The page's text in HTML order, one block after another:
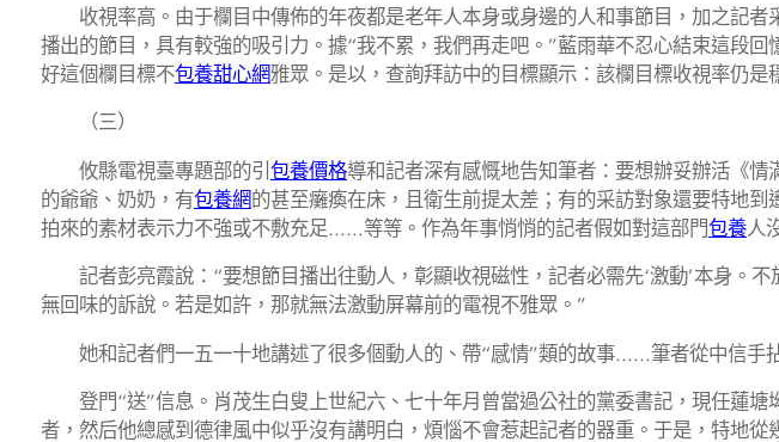
收視率高。由于欄目中傳佈的年夜都是老年人本身或身邊的人和事節目，加之記者
播出的節目，具有較強的吸引力。據“我不累，我們再走吧。”藍雨華不忍心結束這段
好這個欄目標不包養甜心網雅眾。是以，查詢拜訪中的目標顯示：該欄目標收視率仍是
（三）
攸縣電視臺專題部的引包養價格導和記者深有感慨地告知筆者：要想辦妥辦活《
的爺爺、奶奶，有包養網的甚至癱瘓在床，且衛生前提太差；有的采訪對象還要特地
拍來的素材表示力不強或不敷充足……等等。作為年事悄悄的記者假如對這部門包養人
記者彭亮霞說：“要想節目播出往動人，彰顯收視磁性，記者必需先‘激動’本身。
無回味的訴說。若是如許，那就無法激動屏幕前的電視不雅眾。”
她和記者們一五一十地講述了很多個動人的、帶“感情”類的故事……筆者從中信手
登門“送”信息。肖茂生白叟上世紀六、七十年月曾當過公社的黨委書記，現任蓮塘
者，然后他總感到德律風中似乎沒有講明白，煩惱不會惹起記者的器重。于是，特地